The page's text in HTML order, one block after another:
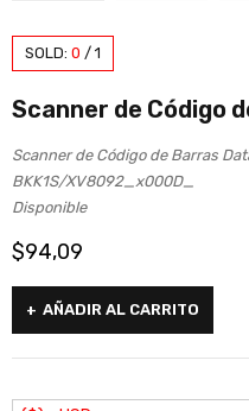
SOLD: 0 / 1
Scanner de Código
Scanner de Código de Barras
BKK1S/XV8092_x000D_
Disponible
$94,09
AÑADIR AL CARRITO